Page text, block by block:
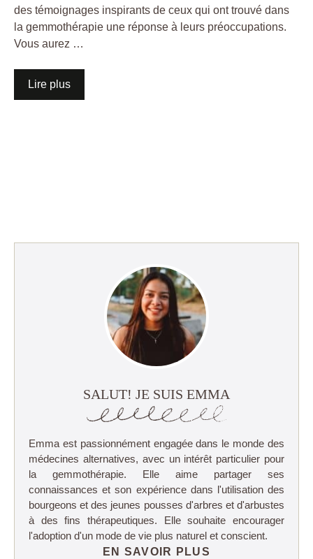
des témoignages inspirants de ceux qui ont trouvé dans
la gemmothérapie une réponse à leurs préoccupations.
Vous aurez …
Lire plus
SALUT! JE SUIS EMMA
Emma est passionnément engagée dans le monde des
médecines alternatives, avec un intérêt particulier pour
la gemmothérapie. Elle aime partager ses
connaissances et son expérience dans l'utilisation des
bourgeons et des jeunes pousses d'arbres et d'arbustes
à des fins thérapeutiques. Elle souhaite encourager
l'adoption d'un mode de vie plus naturel et conscient.
EN SAVOIR PLUS